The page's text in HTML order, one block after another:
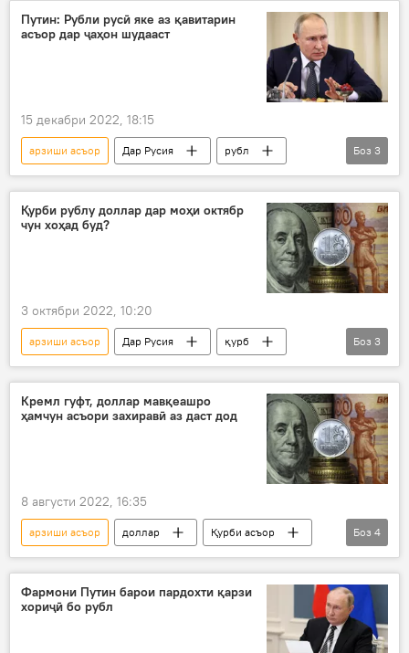
Иқтисод
Путин: Рубли русӣ яке аз қавитарин
асъор дар ҷаҳон шудааст
15 декабри 2022, 18:15
арзиши асъор Дар Русия
рубл
Владимир Путин
Раисҷумҳур
Иқтисод
Боз 3
Қурби рублу доллар дар моҳи октябр
чун хоҳад буд?
3 октябри 2022, 10:20
арзиши асъор Дар Русия
қурб
доллар
рубл пешгӯӣ
Боз 3
Кремл гуфт, доллар мавқеашро
ҳамчун асъори захиравӣ аз даст дод
8 августи 2022, 16:35
арзиши асъор доллар
Қурби асъор
ИМА
қурби доллар
Дар ҷаҳон
Дар Русия
Боз 4
Фармони Путин барои пардохти қарзи
хориҷӣ бо рубл